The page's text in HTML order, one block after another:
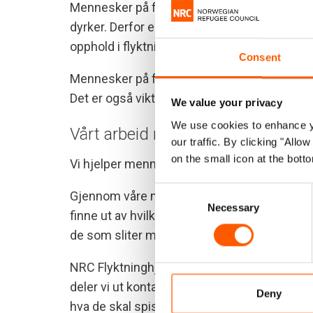
Consent
We value your privacy
We use cookies to enhance
our traffic. By clicking
on the small icon at the
Consent
Necessary
Deny
Mennesker på flukt lever ofte uten nok
dyrker. Derfor er det ekstra vanskelig å
opphold i flyktningleirer kan det være
Mennesker på flukt har behov for både
Det er også viktig å støtte opp om den lokale
Vårt arbeid med matsikkerhet
Vi hjelper mennesker på flukt med
Gjennom våre matsikkerhetsprosjekter
finne ut av hvilken hjelp de trenger. Vi tar
de som sliter mest med å få tak i mat.
NRC Flyktninghjelpen jobber med
deler vi ut kontanter og matkuponger. Slik
hva de skal spise.